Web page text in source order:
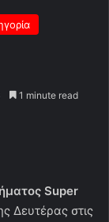
1 minute read
Super
Δευτέρας στις